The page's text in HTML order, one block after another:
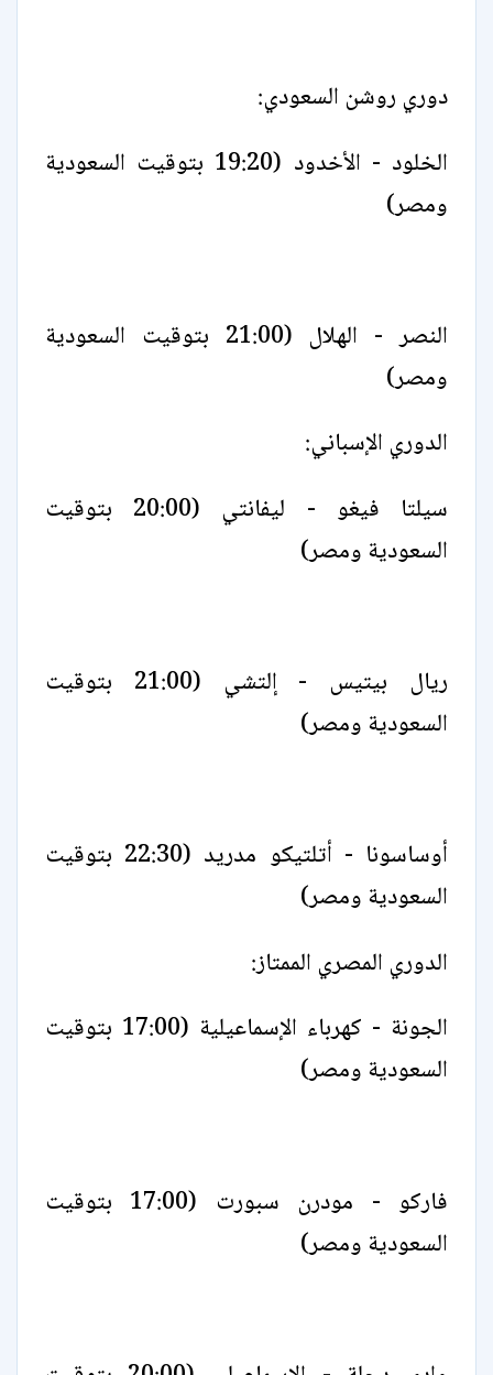
دوري روشن السعودي:
الخلود - الأخدود (19:20 بتوقيت السعودية
ومصر)
النصر - الهلال (21:00 بتوقيت السعودية
ومصر)
الدوري الإسباني:
سيلتا فيغو - ليفانتي (20:00 بتوقيت
السعودية ومصر)
ريال بيتيس - إلتشي (21:00 بتوقيت
السعودية ومصر)
أوساسونا - أتلتيكو مدريد (22:30 بتوقيت
السعودية ومصر)
الدوري المصري الممتاز:
الجونة - كهرباء الإسماعيلية (17:00 بتوقيت
السعودية ومصر)
فاركو - مودرن سبورت (17:00 بتوقيت
السعودية ومصر)